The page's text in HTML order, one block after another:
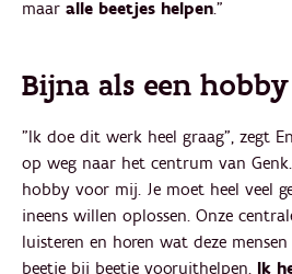
maar alle beetjes helpen."
Bijna als een hobby
"Ik doe dit werk heel graag", zegt
op weg naar het centrum van
hobby voor mij. Je moet heel veel
ineens willen oplossen. Onze
luisteren en horen wat deze
beetje bij beetje vooruithelpen. Ik